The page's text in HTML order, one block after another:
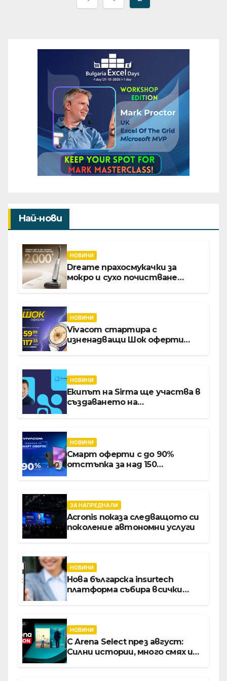
страници
Най-нови
НОВИНИ
Dreame прахосмукачки за
мокро и сухо почистване
НОВИНИ
Vivacom стартира с
изненадващи Шок оферти
НОВИНИ
Екипът на Sirma ще участва в
създаването на
хотелиерството
НОВИНИ
Смарт оферти с до 90%
отстъпка за над 150
ЗА НАПРЕДНАЛИ
Acronis показа следващото си
поколение автономни услуги
НОВИНИ
Нова българска insurtech
платформа събира всички
НОВИНИ
С Arena Select през август:
Силни истории, много смях и